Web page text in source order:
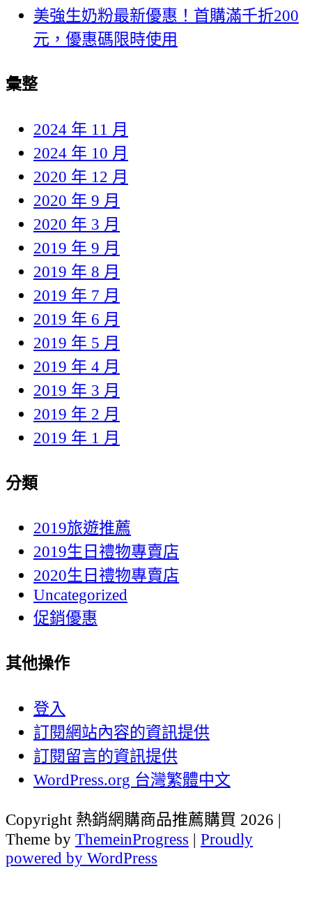
美強生奶粉最新優惠！首購滿千折200
元，優惠碼限時使用
彙整
2024 年 11 月
2024 年 10 月
2020 年 12 月
2020 年 9 月
2020 年 3 月
2019 年 9 月
2019 年 8 月
2019 年 7 月
2019 年 6 月
2019 年 5 月
2019 年 4 月
2019 年 3 月
2019 年 2 月
2019 年 1 月
分類
2019旅遊推薦
2019生日禮物專賣店
2020生日禮物專賣店
Uncategorized
促銷優惠
其他操作
登入
訂閱網站內容的資訊提供
訂閱留言的資訊提供
WordPress.org 台灣繁體中文
Copyright 熱銷網購商品推薦購買 2026 |
Theme by ThemeinProgress | Proudly
powered by WordPress